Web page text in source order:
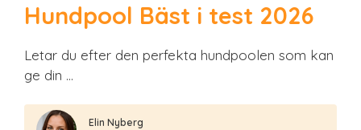
Hundpool Bäst i test 2026
Letar du efter den perfekta hundpoolen som kan
ge din …
Elin Nyberg